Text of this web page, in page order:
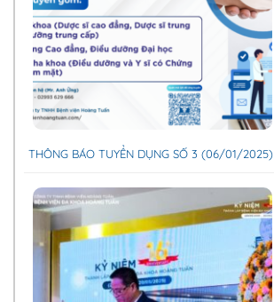
THÔNG BÁO TUYỂN DỤNG SỐ 3 (06/01/2025)